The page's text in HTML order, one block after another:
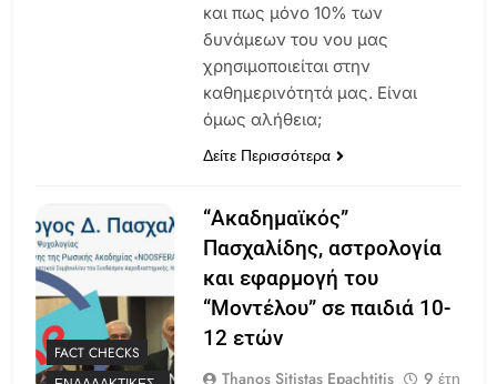
και πως μόνο 10% των
δυνάμεων του νου μας
χρησιμοποιείται στην
καθημερινότητά μας. Είναι
όμως αλήθεια;
Δείτε Περισσότερα
FACT CHECKS
“Ακαδημαϊκός”
Πασχαλίδης, αστρολογία
και εφαρμογή του
“Μοντέλου” σε παιδιά 10-
12 ετών
Thanos Sitistas Epachtitis
9 έτη